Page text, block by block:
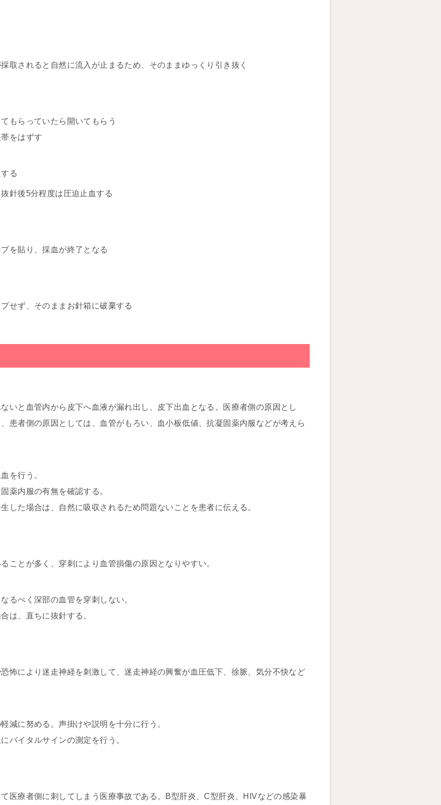
取されると自然に流入が止まるため、そのままゆっくり引き抜く
もらっていたら開いてもらう
をはずす
る
針後5分程度は圧迫止血する
を貼り、採血が終了となる
せず、そのままお針箱に破棄する
いと血管内から皮下へ血液が漏れ出し、皮下出血となる。医療者側の原因とし
患者側の原因としては、血管がもろい、血小板低値、抗凝固薬内服などが考えら
を行う。
薬内服の有無を確認する。
した場合は、自然に吸収されるため問題ないことを患者に伝える。
ことが多く、穿刺により血管損傷の原因となりやすい。
るべく深部の血管を穿刺しない。
は、直ちに抜針する。
怖により迷走神経を刺激して、迷走神経の興奮が血圧低下、徐脈、気分不快など
減に努める。声掛けや説明を十分に行う。
バイタルサインの測定を行う。
医療者側に刺してしまう医療事故である。B型肝炎、C型肝炎、HIVなどの感染暴